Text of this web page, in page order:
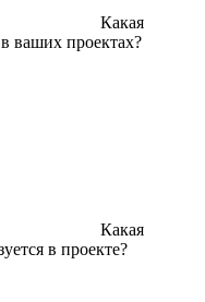
Какая
ваших проектах?
Какая
в проекте?